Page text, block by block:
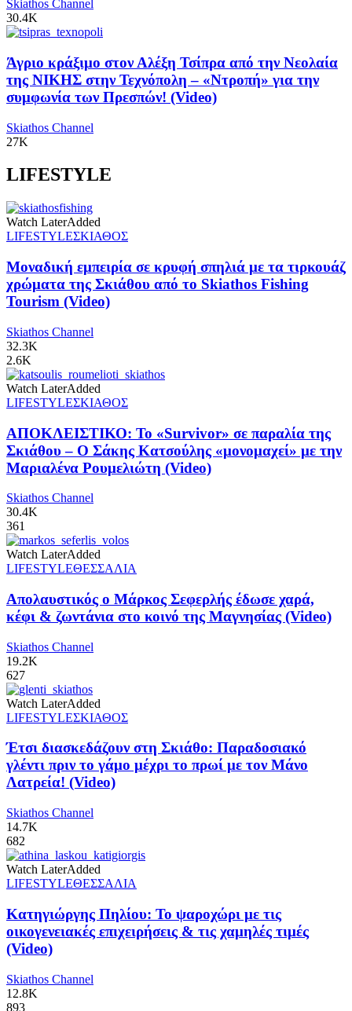
Skiathos Channel
30.4K
Άγριο κράξιμο στον Αλέξη Τσίπρα από την Νεολαία
της ΝΙΚΗΣ στην Τεχνόπολη – «Ντροπή» για την
συμφωνία των Πρεσπών! (Video)
Skiathos Channel
27K
LIFESTYLE
Watch LaterAdded
LIFESTYLEΣΚΙΑΘΟΣ
Μοναδική εμπειρία σε κρυφή σπηλιά με τα τιρκουάζ
χρώματα της Σκιάθου από το Skiathos Fishing
Tourism (Video)
Skiathos Channel
32.3K
2.6K
Watch LaterAdded
LIFESTYLEΣΚΙΑΘΟΣ
ΑΠΟΚΛΕΙΣΤΙΚΟ: Το «Survivor» σε παραλία της
Σκιάθου – Ο Σάκης Κατσούλης «μονομαχεί» με την
Μαριαλένα Ρουμελιώτη (Video)
Skiathos Channel
30.4K
361
Watch LaterAdded
LIFESTYLEΘΕΣΣΑΛΙΑ
Απολαυστικός ο Μάρκος Σεφερλής έδωσε χαρά,
κέφι & ζωντάνια στο κοινό της Μαγνησίας (Video)
Skiathos Channel
19.2K
627
Watch LaterAdded
LIFESTYLEΣΚΙΑΘΟΣ
Έτσι διασκεδάζουν στη Σκιάθο: Παραδοσιακό
γλέντι πριν το γάμο μέχρι το πρωί με τον Μάνο
Λατρεία! (Video)
Skiathos Channel
14.7K
682
Watch LaterAdded
LIFESTYLEΘΕΣΣΑΛΙΑ
Κατηγιώργης Πηλίου: Το ψαροχώρι με τις
οικογενειακές επιχειρήσεις & τις χαμηλές τιμές
(Video)
Skiathos Channel
12.8K
893